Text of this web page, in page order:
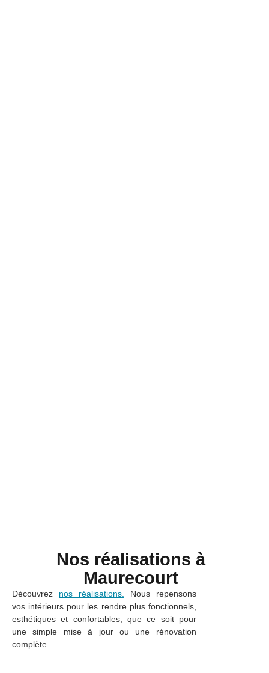
Nos réalisations à
Maurecourt
Découvrez nos réalisations. Nous repensons
vos intérieurs pour les rendre plus fonctionnels,
esthétiques et confortables, que ce soit pour
une simple mise à jour ou une rénovation
complète.